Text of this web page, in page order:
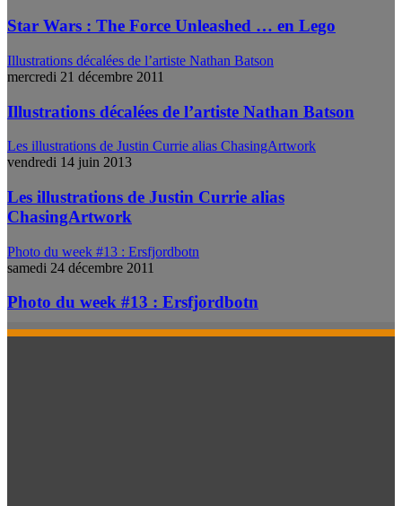
Star Wars : The Force Unleashed … en Lego
Illustrations décalées de l’artiste Nathan Batson
mercredi 21 décembre 2011
Illustrations décalées de l’artiste Nathan Batson
Les illustrations de Justin Currie alias ChasingArtwork
vendredi 14 juin 2013
Les illustrations de Justin Currie alias
ChasingArtwork
Photo du week #13 : Ersfjordbotn
samedi 24 décembre 2011
Photo du week #13 : Ersfjordbotn